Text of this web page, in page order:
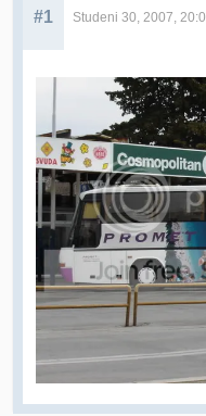
#1 Studeni 30, 2007,